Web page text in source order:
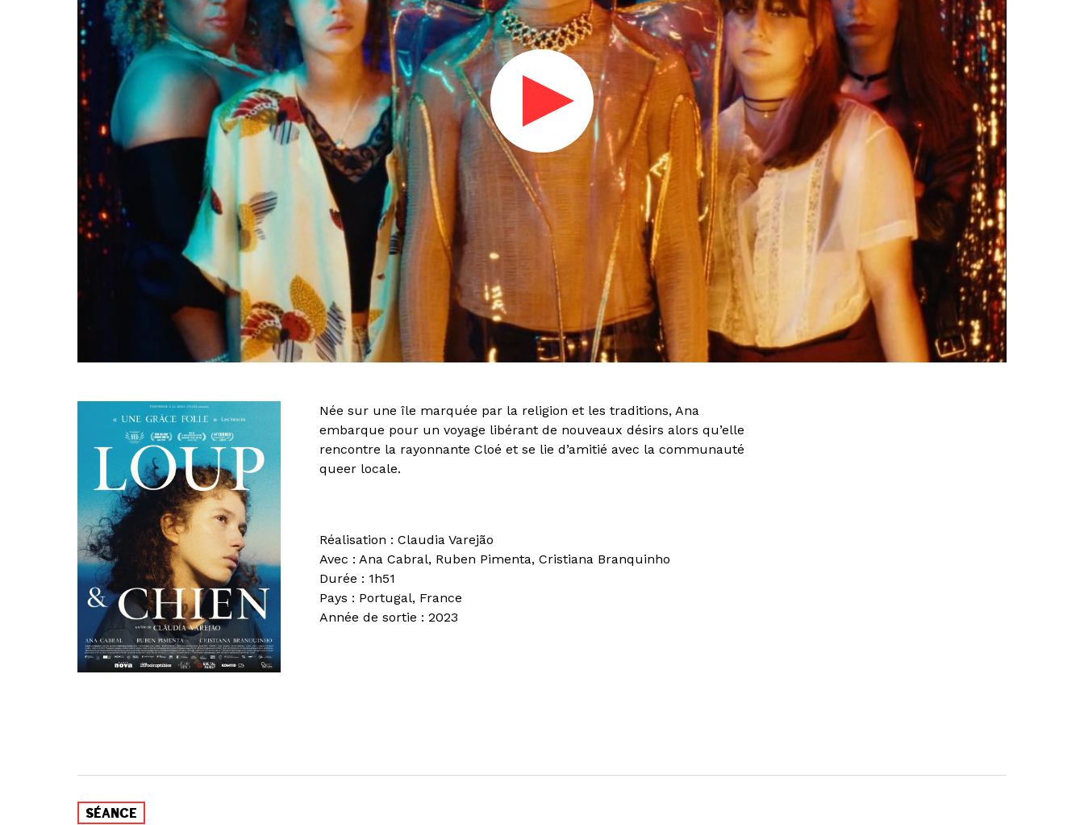
Née sur une île marquée par la religion et les traditions, Ana
embarque pour un voyage libérant de nouveaux désirs alors qu’elle
rencontre la rayonnante Cloé et se lie d’amitié avec la communauté
queer locale.
Réalisation : Claudia Varejão
Avec : Ana Cabral, Ruben Pimenta, Cristiana Branquinho
Durée : 1h51
Pays : Portugal, France
Année de sortie : 2023
SÉANCE